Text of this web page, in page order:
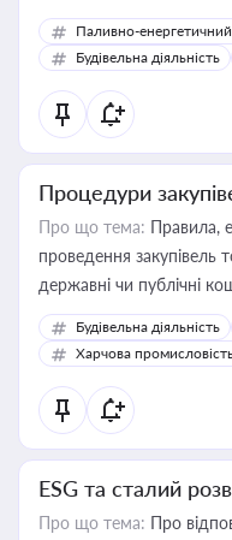
Паливно-
Будівельна діяльність
Процедури
Про що тема: Правила,
проведення закупівель
державні чи публічні
Будівельна діяльність
Харчова
ESG та сталий
Про що тема: Про